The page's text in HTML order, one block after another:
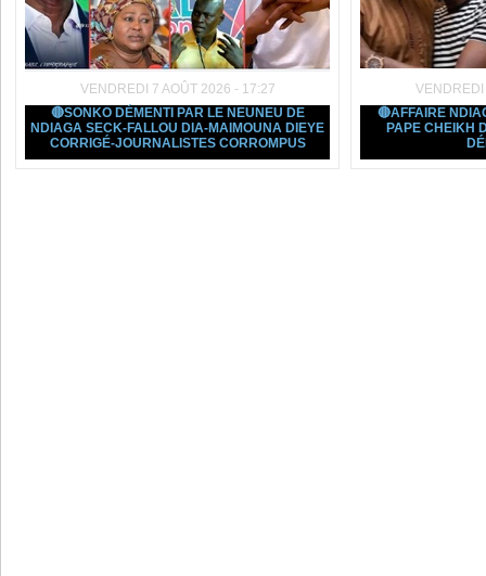
VENDREDI 7 AOÛT 2026 - 17:27
🔴SONKO DÉMENTI PAR LE NEUNEU DE
NDIAGA SECK-FALLOU DIA-MAIMOUNA DIEYE
CORRIGÉ-JOURNALISTES CORROMPUS
🔴AFFAIRE
PAPE CHEIKH